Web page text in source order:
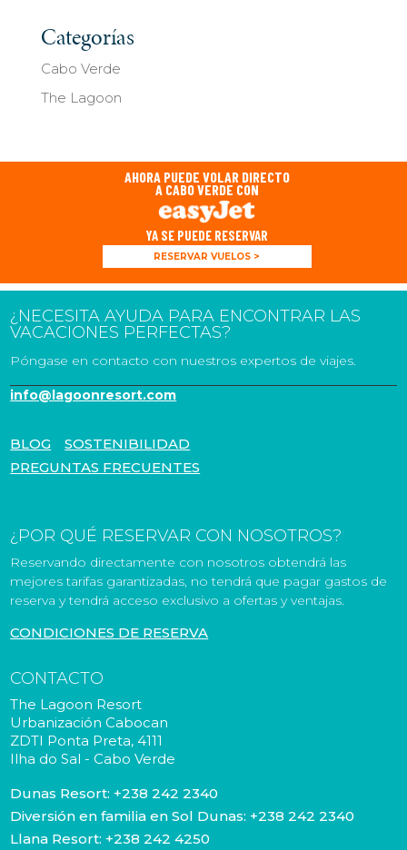
Categorías
Cabo Verde
The Lagoon
AHORA PUEDE VOLAR DIRECTO
A CABO VERDE CON
YA SE PUEDE RESERVAR
RESERVAR VUELOS >
¿NECESITA AYUDA PARA ENCONTRAR LAS
VACACIONES PERFECTAS?
Póngase en contacto con nuestros expertos de viajes.
info@lagoonresort.com
BLOG
SOSTENIBILIDAD
PREGUNTAS FRECUENTES
¿POR QUÉ RESERVAR CON NOSOTROS?
Reservando directamente con nosotros obtendrá las
mejores tarifas garantizadas, no tendrá que pagar gastos de
reserva y tendrá acceso exclusivo a ofertas y ventajas.
CONDICIONES DE RESERVA
CONTACTO
The Lagoon Resort
Urbanización Cabocan
ZDTI Ponta Preta, 4111
Ilha do Sal - Cabo Verde
Dunas Resort: +238 242 2340
Diversión en familia en Sol Dunas: +238 242 2340
Llana Resort: +238 242 4250